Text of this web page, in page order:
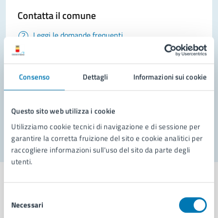
Consenso Dettagli Informazioni sui cookie
Questo sito web utilizza i cookie
Utilizziamo cookie tecnici di navigazione e di sessione per
garantire la corretta fruizione del sito e cookie analitici per
raccogliere informazioni sull'uso del sito da parte degli
utenti.
delNecessari
Contatta il comune
Leggi le domande frequenti
Prenota appuntamento